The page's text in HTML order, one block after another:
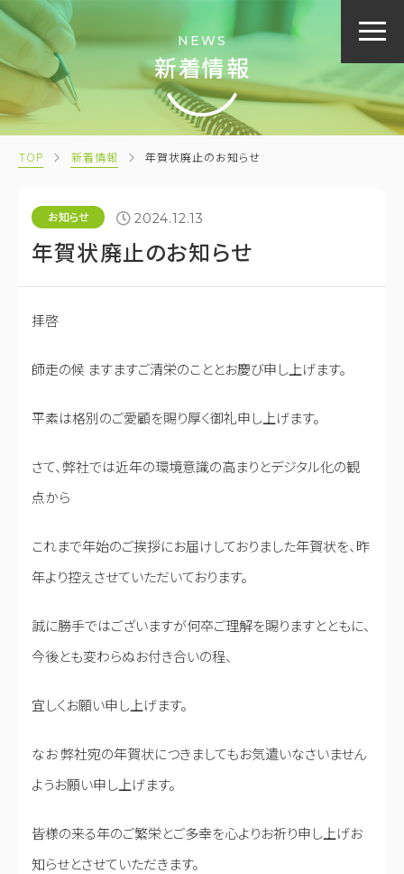
NEWS
新着情報
TOP 新着情報 年賀状廃止のお知らせ
お知らせ 2024.12.13
年賀状廃止のお知らせ
拝啓
師走の候 ますますご清栄のこととお慶び申し上げます。
平素は格別のご愛顧を賜り厚く御礼申し上げます。
さて、弊社では近年の環境意識の高まりとデジタル化の観
点から
これまで年始のご挨拶にお届けしておりました年賀状を、昨
年より控えさせていただいております。
誠に勝手ではございますが何卒ご理解を賜りますとともに、
今後とも変わらぬお付き合いの程、
宜しくお願い申し上げます。
なお 弊社宛の年賀状につきましてもお気遣いなさいません
ようお願い申し上げます。
皆様の来る年のご繁栄とご多幸を心よりお祈り申し上げお
知らせとさせていただきます。